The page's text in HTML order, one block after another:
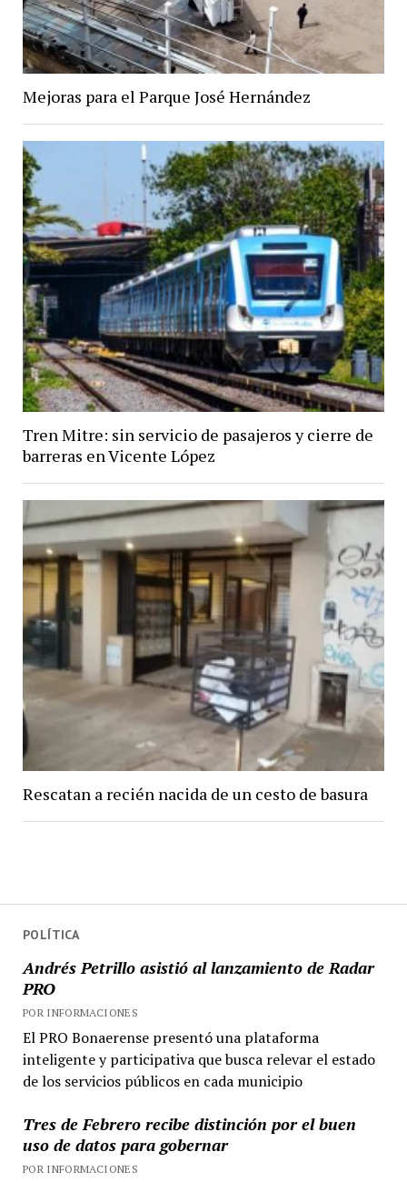
POLÍTICA
Andrés Petrillo asistió al lanzamiento de Radar
PRO
POR INFORMACIONES
El PRO Bonaerense presentó una plataforma
inteligente y participativa que busca relevar el estado
de los servicios públicos en cada municipio
Tres de Febrero recibe distinción por el buen
uso de datos para gobernar
POR INFORMACIONES
Mejoras para el Parque José Hernández
Tren Mitre: sin servicio de pasajeros y cierre de
barreras en Vicente López
Rescatan a recién nacida de un cesto de basura